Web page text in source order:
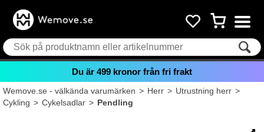
Du är 499 kronor från fri frakt
Wemove.se - välkända varumärken>Herr>Utrustning herr>
Cykling>Cykelsadlar>Pendling